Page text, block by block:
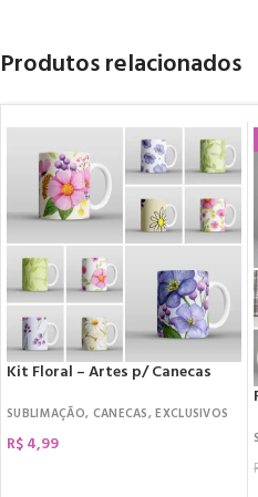
Produtos relacionados
Kit Floral – Artes p/ Canecas
SUBLIMAÇÃO, CANECAS,EXCLUSIVOS
R$4,99